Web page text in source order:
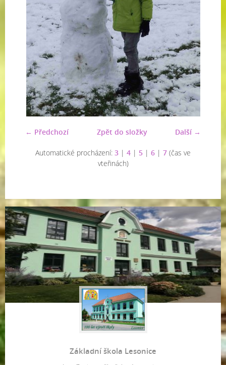
← Předchozí Další →
Zpět do složky
Automatické procházení: 3 | 4 | 5 | 6 | 7 (čas ve
vteřinách)
Základní škola Lesonice